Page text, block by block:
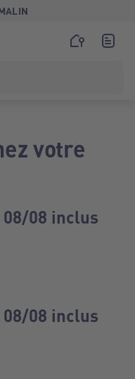
votre
08 inclus
08 inclus